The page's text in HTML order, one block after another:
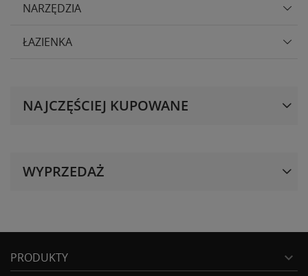
NARZĘDZIA
ŁAZIENKA
NAJCZĘŚCIEJ KUPOWANE
WYPRZEDAŻ
PRODUKTY 